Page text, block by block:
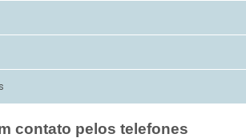
contato pelos telefones